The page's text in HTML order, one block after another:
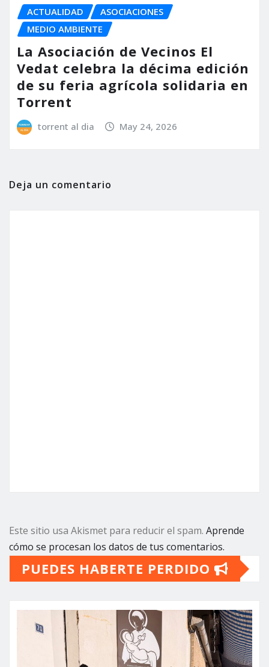
ACTUALIDAD
ASOCIACIONES
MEDIO AMBIENTE
La Asociación de Vecinos El
Vedat celebra la décima edición
de su feria agrícola solidaria en
Torrent
torrent al dia May 24, 2026
Deja un comentario
Este sitio usa Akismet para reducir el spam. Aprende
cómo se procesan los datos de tus comentarios.
PUEDES HABERTE PERDIDO